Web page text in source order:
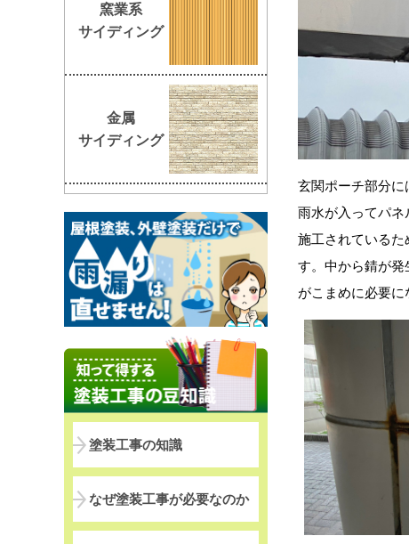
玄関ポーチ部分
雨水が入ってパ
施工されているた
す。中から錆が
がこまめに必要に
窯業系
サイディング
金属
サイディング
塗装工事の知識
なぜ塗装工事が必要なのか